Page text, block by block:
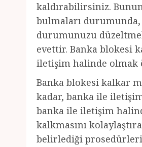
kaldırabilirsiniz.
bulmaları
durumunuzu
evettir. Banka blokesi
iletişim halinde olmak
Banka blokesi kalkar
kadar, banka ile
banka ile iletişim
kalkmasını
belirlediği